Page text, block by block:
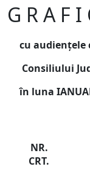
G R A F I
cu audienţele
Consiliului
în luna
NR.
CRT.